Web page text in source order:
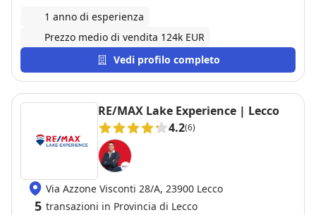
1 anno di esperienza
Prezzo medio di vendita 124k EUR
Vedi profilo completo
RE/MAX Lake Experience | Lecco
4.2(6)
Via Azzone Visconti 28/A, 23900 Lecco
5 transazioni in Provincia di Lecco